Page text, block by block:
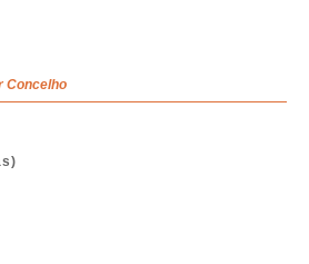
Concelho